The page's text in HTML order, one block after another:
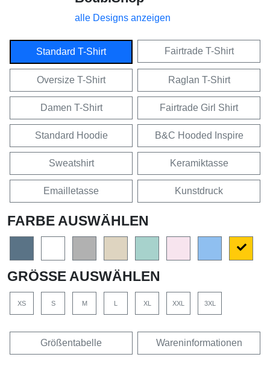
alle Designs anzeigen
Standard T-Shirt Fairtrade T-Shirt
Oversize T-Shirt Raglan T-Shirt
Damen T-Shirt Fairtrade Girl Shirt
Standard Hoodie B&C Hooded Inspire
Sweatshirt Keramiktasse
Emailletasse Kunstdruck
FARBE AUSWÄHLEN
GRÖSSE AUSWÄHLEN
XS S M L XL XXL 3XL
Größentabelle Wareninformationen